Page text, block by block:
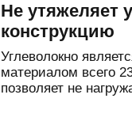
Не утяжеляет
конструкцию
Углеволокно
материалом всего
позволяет не